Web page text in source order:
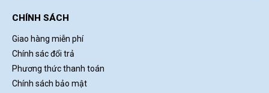
CHÍNH SÁCH
Giao hàng miễn phí
Chính sác đổi trả
Phương thức thanh toán
Chính sách bảo mật